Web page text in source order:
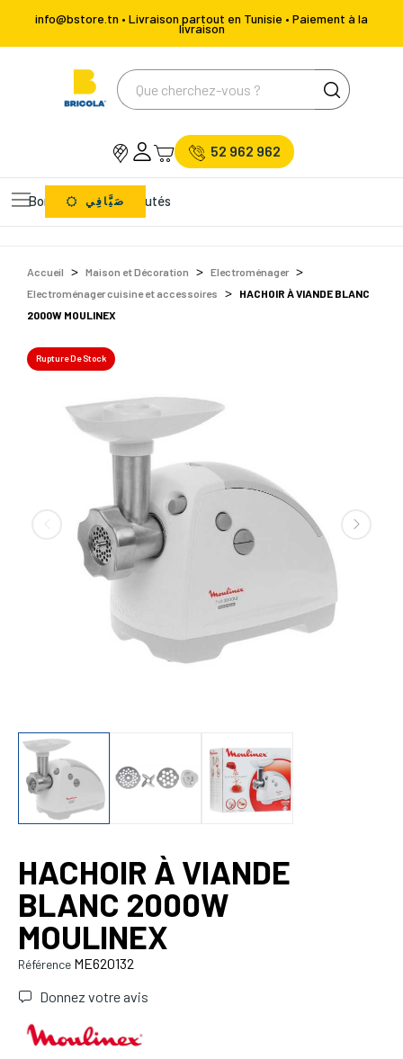
info@bstore.tn • Livraison partout en Tunisie • Paiement à la
livraison
52 962 962
Bons Plans Nouveautés
صَيَّافِي
Accueil Maison et Décoration
Electroménager
Electroménager cuisine et accessoires
HACHOIR À VIANDE BLANC
2000W MOULINEX
Rupture De Stock
HACHOIR À VIANDE
BLANC 2000W
MOULINEX
Référence ME620132
Donnez votre avis